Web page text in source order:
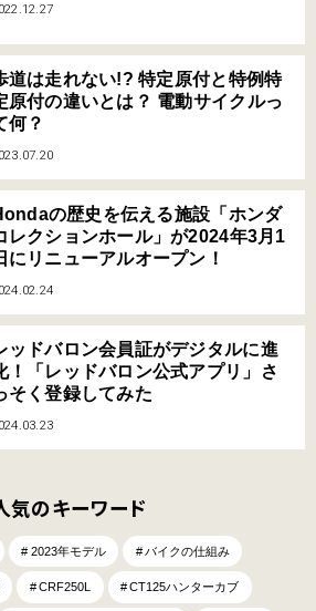
道は走れない!? 特定原付と特例特
原付の違いとは？ 電動サイクルっ
何？
の歴史を伝える施設「ホンダ
レクションホール」が2024年3月1
にリニューアルオープン！
ッドバロン会員証がデジタルに進
！「レッドバロン公式アプリ」さ
そく登録してみた
気のキーワード
2023年モデル バイクの仕組み
CRF250L CT125ハンターカブ